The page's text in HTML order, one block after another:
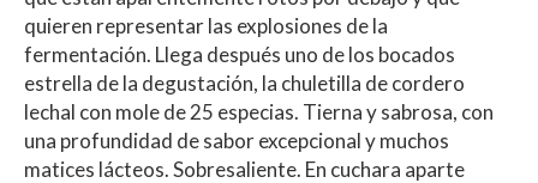
quieren representar las explosiones de la
fermentación. Llega después uno de los bocados
estrella de la degustación, la chuletilla de cordero
lechal con mole de 25 especias. Tierna y sabrosa, con
una profundidad de sabor excepcional y muchos
matices lácteos. Sobresaliente. En cuchara aparte